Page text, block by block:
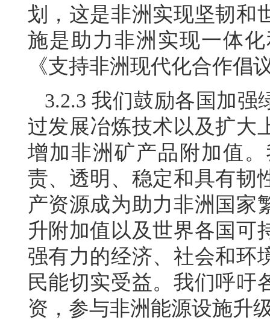
划，这是非洲实现坚韧和
施是助力非洲实现一体
《支持非洲现代化合作倡
3.2.3 我们鼓励各国加
过发展冶炼技术以及扩大
增加非洲矿产品附加值
责、透明、稳定和具有韧
产资源成为助力非洲国家
升附加值以及世界各国可
强有力的经济、社会和环
民能切实受益。我们呼吁
资，参与非洲能源设施升